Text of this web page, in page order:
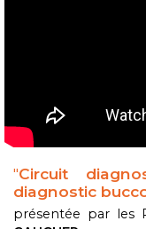
"Circuit
diagnostic
présentée par les